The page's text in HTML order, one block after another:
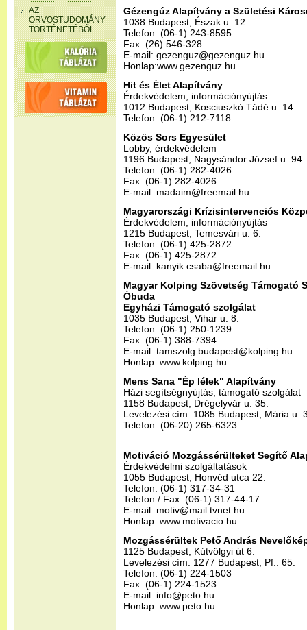
AZ
ORVOSTUDOMÁNY
TÖRTÉNETÉBŐL
Gézengúz Alapítvány a Születési
1038 Budapest, Észak u. 12
Telefon: (06-1) 243-8595
Fax: (26) 546-328
E-mail: gezenguz@gezenguz.hu
Honlap:www.gezenguz.hu
Hit és Élet Alapítvány
Érdekvédelem, információnyújtás
1012 Budapest, Kosciuszkó Tádé u. 14.
Telefon: (06-1) 212-7118
Közös Sors Egyesület
Lobby, érdekvédelem
1196 Budapest, Nagysándor József u. 94.
Telefon: (06-1) 282-4026
Fax: (06-1) 282-4026
E-mail: madaim@freemail.hu
Magyarországi Krízisintervenciós
Érdekvédelem, információnyújtás
1215 Budapest, Temesvári u. 6.
Telefon: (06-1) 425-2872
Fax: (06-1) 425-2872
E-mail: kanyik.csaba@freemail.hu
Magyar Kolping Szövetség Támogató
Óbuda
Egyházi Támogató szolgálat
1035 Budapest, Vihar u. 8.
Telefon: (06-1) 250-1239
Fax: (06-1) 388-7394
E-mail: tamszolg.budapest@kolping.hu
Honlap: www.kolping.hu
Mens Sana "Ép lélek" Alapítvány
Házi segítségnyújtás, támogató szolgálat
1158 Budapest, Drégelyvár u. 35.
Levelezési cím: 1085 Budapest, Mária u.
Telefon: (06-20) 265-6323
Motiváció Mozgássérülteket Segítő
Érdekvédelmi szolgáltatások
1055 Budapest, Honvéd utca 22.
Telefon: (06-1) 317-34-31
Telefon./ Fax: (06-1) 317-44-17
E-mail: motiv@mail.tvnet.hu
Honlap: www.motivacio.hu
Mozgássérültek Pető András
1125 Budapest, Kútvölgyi út 6.
Levelezési cím: 1277 Budapest, Pf.: 65.
Telefon: (06-1) 224-1503
Fax: (06-1) 224-1523
E-mail: info@peto.hu
Honlap: www.peto.hu